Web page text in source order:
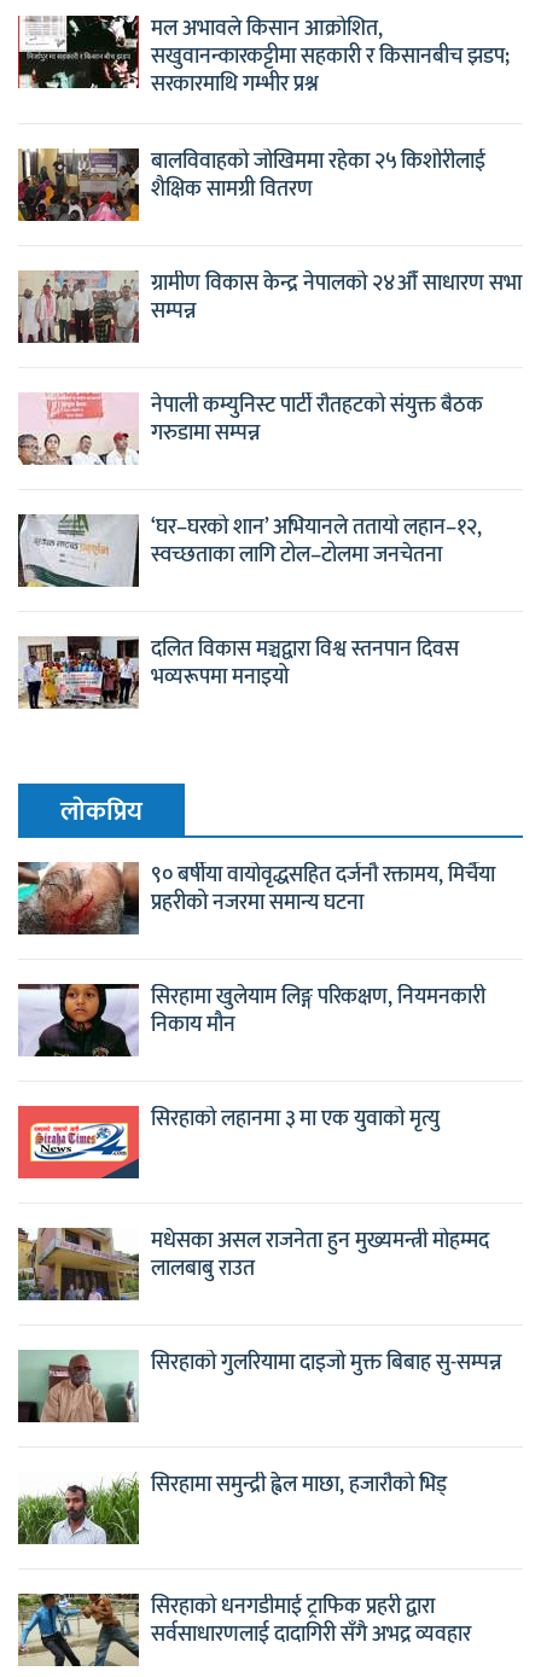
मल अभावले किसान आक्रोशित,
सखुवानन्कारकट्टीमा सहकारी र किसानबीच झडप;
सरकारमाथि गम्भीर प्रश्न
बालविवाहको जोखिममा रहेका २५ किशोरीलाई
शैक्षिक सामग्री वितरण
ग्रामीण विकास केन्द्र नेपालको २४औँ साधारण सभा
सम्पन्न
नेपाली कम्युनिस्ट पार्टी रौतहटको संयुक्त बैठक
गरुडामा सम्पन्न
‘घर–घरको शान’ अभियानले ततायो लहान–१२,
स्वच्छताका लागि टोल–टोलमा जनचेतना
दलित विकास मञ्चद्वारा विश्व स्तनपान दिवस
भव्यरूपमा मनाइयो
लाेकप्रिय
९० बर्षीया वायोवृद्धसहित दर्जनौ रक्तामय, मिर्चैया
प्रहरीको नजरमा समान्य घटना
सिरहामा खुलेयाम लिङ्ग परिकक्षण, नियमनकारी
निकाय मौन
सिरहाको लहानमा ३ मा एक युवाको मृत्यु
मधेसका असल राजनेता हुन मुख्यमन्त्री मोहम्मद
लालबाबु राउत
सिरहाको गुलरियामा दाइजो मुक्त बिबाह सु-सम्पन्न
सिरहामा समुन्द्री ह्वेल माछा, हजारौको भिड्
सिरहाको धनगडीमाई ट्राफिक प्रहरी द्वारा
सर्वसाधारणलाई दादागिरी सँगै अभद्र व्यवहार